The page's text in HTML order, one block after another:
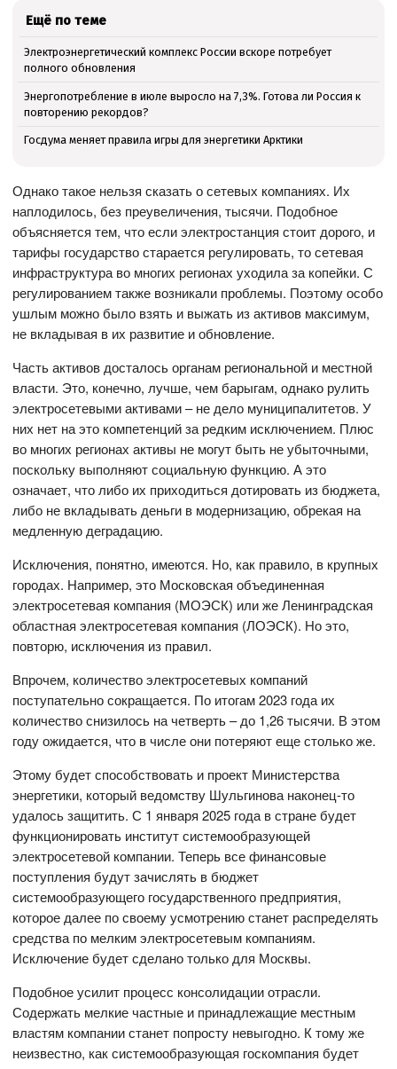
Ещё по теме
Электроэнергетический комплекс России вскоре потребует
полного обновления
Энергопотребление в июле выросло на 7,3%. Готова ли Россия к
повторению рекордов?
Госдума меняет правила игры для энергетики Арктики
Однако такое нельзя сказать о сетевых компаниях. Их
наплодилось, без преувеличения, тысячи. Подобное
объясняется тем, что если электростанция стоит дорого, и
тарифы государство старается регулировать, то сетевая
инфраструктура во многих регионах уходила за копейки. С
регулированием также возникали проблемы. Поэтому особо
ушлым можно было взять и выжать из активов максимум,
не вкладывая в их развитие и обновление.
Часть активов досталось органам региональной и местной
власти. Это, конечно, лучше, чем барыгам, однако рулить
электросетевыми активами – не дело муниципалитетов. У
них нет на это компетенций за редким исключением. Плюс
во многих регионах активы не могут быть не убыточными,
поскольку выполняют социальную функцию. А это
означает, что либо их приходиться дотировать из бюджета,
либо не вкладывать деньги в модернизацию, обрекая на
медленную деградацию.
Исключения, понятно, имеются. Но, как правило, в крупных
городах. Например, это Московская объединенная
электросетевая компания (МОЭСК) или же Ленинградская
областная электросетевая компания (ЛОЭСК). Но это,
повторю, исключения из правил.
Впрочем, количество электросетевых компаний
поступательно сокращается. По итогам 2023 года их
количество снизилось на четверть – до 1,26 тысячи. В этом
году ожидается, что в числе они потеряют еще столько же.
Этому будет способствовать и проект Министерства
энергетики, который ведомству Шульгинова наконец-то
удалось защитить. С 1 января 2025 года в стране будет
функционировать институт системообразующей
электросетевой компании. Теперь все финансовые
поступления будут зачислять в бюджет
системообразующего государственного предприятия,
которое далее по своему усмотрению станет распределять
средства по мелким электросетевым компаниям.
Исключение будет сделано только для Москвы.
Подобное усилит процесс консолидации отрасли.
Содержать мелкие частные и принадлежащие местным
властям компании станет попросту невыгодно. К тому же
неизвестно, как системообразующая госкомпания будет